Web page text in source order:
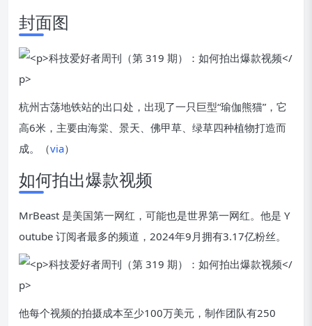
封面图
杭州古荡地铁站的出口处，出现了一只巨型“瑜伽熊猫”，它
高6米，主要由海棠、景天、佛甲草、绿草四种植物打造而
成。（via）
如何拍出爆款视频
MrBeast 是美国第一网红，可能也是世界第一网红。他是 Y
outube 订阅者最多的频道，2024年9月拥有3.17亿粉丝。
他每个视频的拍摄成本至少100万美元，制作团队有250